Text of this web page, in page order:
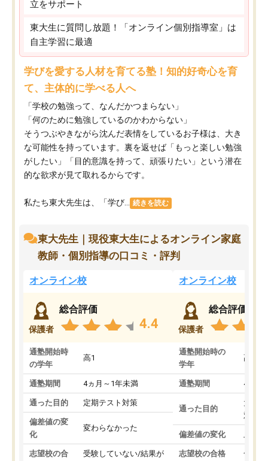
立をサポート
東大生に質問し放題！「オンライン個別指導室」は
自主学習に最適
学びを愛する人材を育てる塾！知的好奇心を育
て、主体的に学べる人へ
「学校の勉強って、なんだかつまらない」
「何のために勉強しているのかわからない」
そうつぶやきながら沈んだ表情をしているお子様は、大き
な可能性を持っています。裏を返せば「もっと楽しい勉強
がしたい」「目的意識を持って、頑張りたい」という潜在
的な欲求が見て取れるからです。
私たち東大先生は、「学び... 続きを読む
東大先生｜現役東大生によるオンライン家庭
教師・個別指導の口コミ・評判
オンライン校
保護者
総合評価
4.4
通塾開始時
の学年
高1
通塾期間 4ヵ月～1年未満
通った目的 定期テスト対策
偏差値の変
化
変わらなかった
志望校の合
受験していない/結果が
オンライン校
保護者
総合評価
通塾開始時の
学年
高3
通塾期間 4ヵ月
通った目的
大学
対策
偏差値の変化 上が
志望校の合格 合格